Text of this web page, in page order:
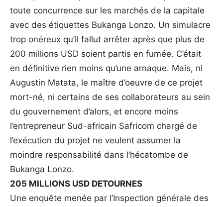
toute concurrence sur les marchés de la capitale
avec des étiquettes Bukanga Lonzo. Un simulacre
trop onéreux qu’il fallut arrêter après que plus de
200 millions USD soient partis en fumée. C’était
en définitive rien moins qu’une arnaque. Mais, ni
Augustin Matata, le maître d’oeuvre de ce projet
mort-né, ni certains de ses collaborateurs au sein
du gouvernement d’alors, et encore moins
l’entrepreneur Sud-africain Safricom chargé de
l’exécution du projet ne veulent assumer la
moindre responsabilité dans l’hécatombe de
Bukanga Lonzo.
205 MILLIONS USD DETOURNES
Une enquête menée par l’Inspection générale des